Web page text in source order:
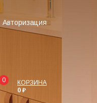
Авторизация
0
КОРЗИНА
0 ₽